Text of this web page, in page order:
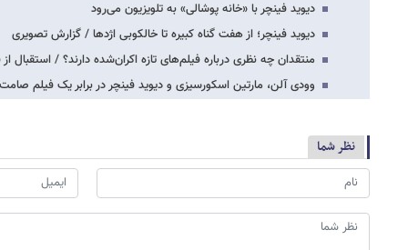
دیوید فینچر با «خانه پوشالی» به تلویزیون می‌رود
دیوید فینچر؛ از هفت گناه کبیره تا خالکوبی اژدها / گزارش تصویری
منتقدان چه نظری درباره فیلم‌های تازه اکران‌شده دارند؟ / استقبال
وودی آلن، مارتین اسکورسیزی و دیوید فینچر در برابر یک فیلم صامت
نظر شما